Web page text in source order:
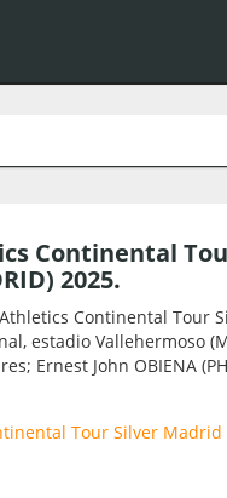
Continental
2025.
Athletics Continental Tour
estadio Vallehermoso
Ernest John OBIENA
Tour Silver Madrid